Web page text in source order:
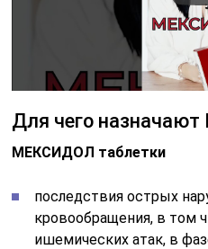
Для чего
МЕКСИДОЛ таблетки
последствия острых
кровообращения, в том
ишемических атак, в